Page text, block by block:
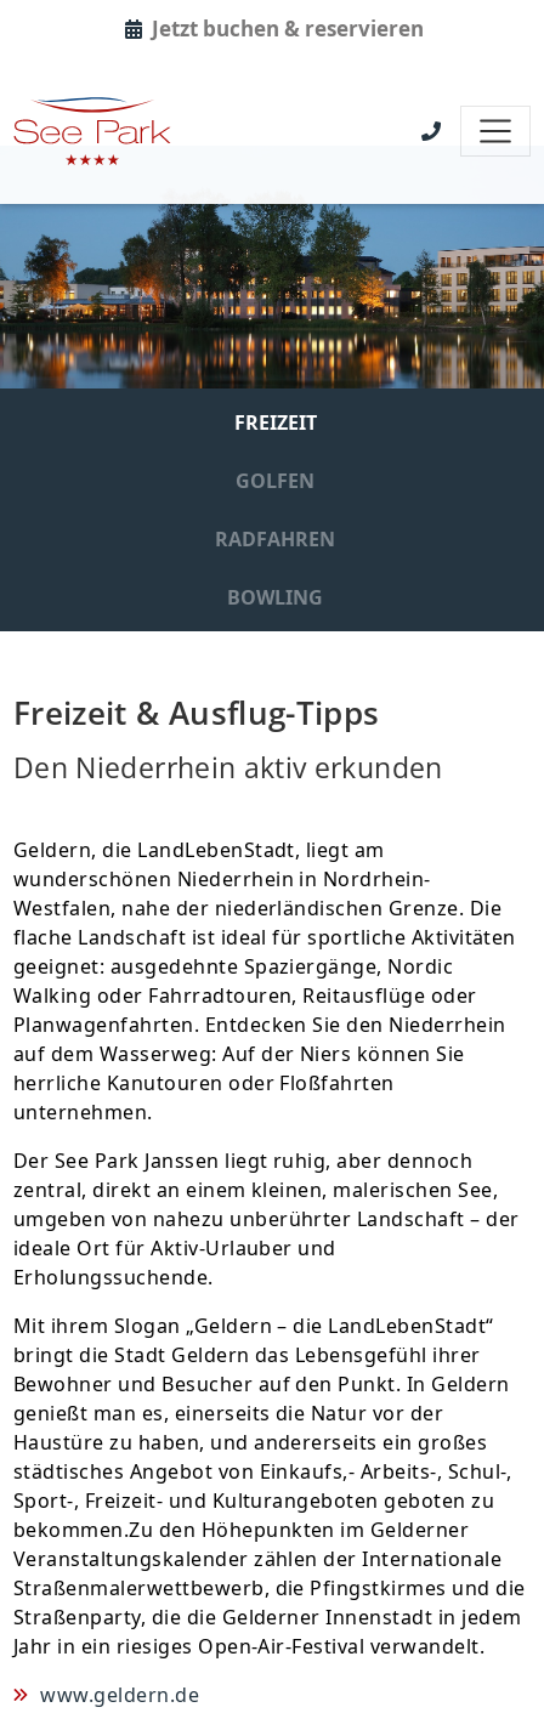
Jetzt buchen & reservieren
FREIZEIT
GOLFEN
RADFAHREN
BOWLING
Freizeit & Ausflug-Tipps
Den Niederrhein aktiv erkunden
Geldern, die LandLebenStadt, liegt am
wunderschönen Niederrhein in Nordrhein-
Westfalen, nahe der niederländischen Grenze. Die
flache Landschaft ist ideal für sportliche Aktivitäten
geeignet: ausgedehnte Spaziergänge, Nordic
Walking oder Fahrradtouren, Reitausflüge oder
Planwagenfahrten. Entdecken Sie den Niederrhein
auf dem Wasserweg: Auf der Niers können Sie
herrliche Kanutouren oder Floßfahrten
unternehmen.
Der See Park Janssen liegt ruhig, aber dennoch
zentral, direkt an einem kleinen, malerischen See,
umgeben von nahezu unberührter Landschaft – der
ideale Ort für Aktiv-Urlauber und
Erholungssuchende.
Mit ihrem Slogan „Geldern – die LandLebenStadt“
bringt die Stadt Geldern das Lebensgefühl ihrer
Bewohner und Besucher auf den Punkt. In Geldern
genießt man es, einerseits die Natur vor der
Haustüre zu haben, und andererseits ein großes
städtisches Angebot von Einkaufs,- Arbeits-, Schul-,
Sport-, Freizeit- und Kulturangeboten geboten zu
bekommen.Zu den Höhepunkten im Gelderner
Veranstaltungskalender zählen der Internationale
Straßenmalerwettbewerb, die Pfingstkirmes und die
Straßenparty, die die Gelderner Innenstadt in jedem
Jahr in ein riesiges Open-Air-Festival verwandelt.
www.geldern.de